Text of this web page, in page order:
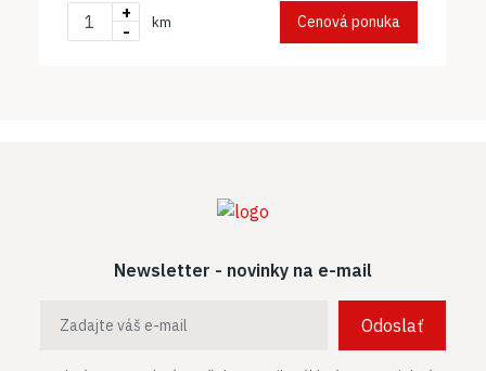
+
-
km Cenová ponuka
Newsletter - novinky na e-mail
Odoslať